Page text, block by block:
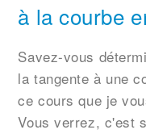
à la courbe
Savez-vous
la tangente à une
ce cours que je
Vous verrez, c'est